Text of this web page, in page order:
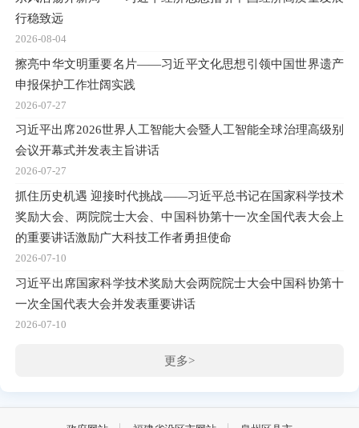
行稳致远
2026-08-04
擦亮中华文明重要名片——习近平文化思想引领中国世界遗产
申报保护工作壮阔实践
2026-07-27
习近平出席2026世界人工智能大会暨人工智能全球治理高级别
会议开幕式并发表主旨讲话
2026-07-27
抓住历史机遇 迎接时代挑战——习近平总书记在国家科学技术
奖励大会、两院院士大会、中国科协第十一次全国代表大会上
的重要讲话激励广大科技工作者勇担使命
2026-07-10
习近平出席国家科学技术奖励大会两院院士大会中国科协第十
一次全国代表大会并发表重要讲话
2026-07-10
更多>